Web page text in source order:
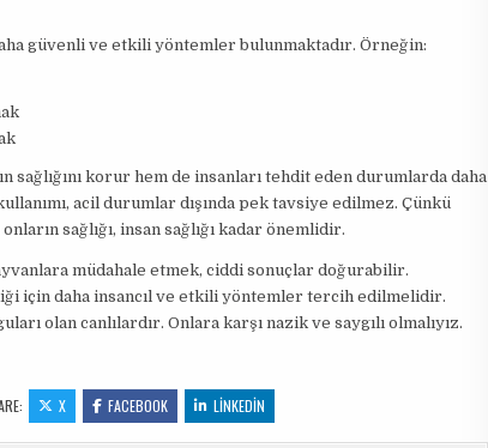
güvenli ve etkili yöntemler bulunmaktadır. Örneğin:
sağlığını korur hem de insanları tehdit eden durumlarda daha
acil durumlar dışında pek tavsiye edilmez. Çünkü
sağlığı, insan sağlığı kadar önemlidir.
müdahale etmek, ciddi sonuçlar doğurabilir.
için daha insancıl ve etkili yöntemler tercih edilmelidir.
olan canlılardır. Onlara karşı nazik ve saygılı olmalıyız.
X FACEBOOK LINKEDIN